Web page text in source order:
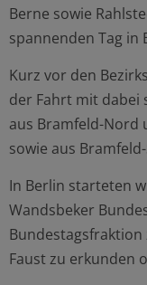
Berne sowie
spannenden Tag in
Kurz vor den
der Fahrt mit dabei
aus Bramfeld-Nord
sowie aus
In Berlin starteten
Wandsbeker
Bundestagsfraktion
Faust zu erkunden